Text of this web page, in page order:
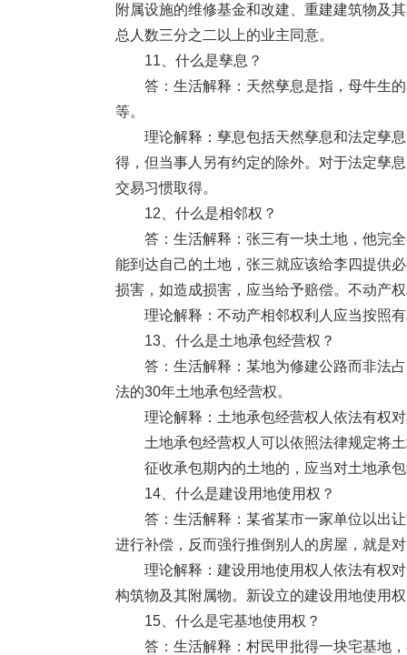
附属设施的维修基金和改建、重建建筑物及
总人数三分之二以上的业主同意。
11、什么是孳息？
答：生活解释：天然孳息是指，母牛生的
等。
理论解释：孳息包括天然孳息和法定孳息
得，但当事人另有约定的除外。对于法定孳
交易习惯取得。
12、什么是相邻权？
答：生活解释：张三有一块土地，他完全
能到达自己的土地，张三就应该给李四提供
损害，如造成损害，应当给予赔偿。不动产
理论解释：不动产相邻权利人应当按照有
13、什么是土地承包经营权？
答：生活解释：某地为修建公路而非法占
法的30年土地承包经营权。
理论解释：土地承包经营权人依法有权对
土地承包经营权人可以依照法律规定将土
征收承包期内的土地的，应当对土地承包
14、什么是建设用地使用权？
答：生活解释：某省某市一家单位以出让
进行补偿，反而强行推倒别人的房屋，就是
理论解释：建设用地使用权人依法有权对
构筑物及其附属物。新设立的建设用地使用
15、什么是宅基地使用权？
答：生活解释：村民甲批得一块宅基地，